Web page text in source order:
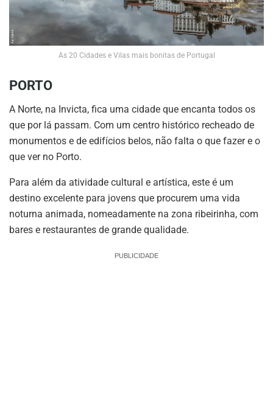
As 20 Cidades e Vilas mais bonitas de Portugal
PORTO
A Norte, na Invicta, fica uma cidade que encanta todos os
que por lá passam. Com um centro histórico recheado de
monumentos e de edifícios belos, não falta o que fazer e o
que ver no Porto.
Para além da atividade cultural e artística, este é um
destino excelente para jovens que procurem uma vida
noturna animada, nomeadamente na zona ribeirinha, com
bares e restaurantes de grande qualidade.
PUBLICIDADE